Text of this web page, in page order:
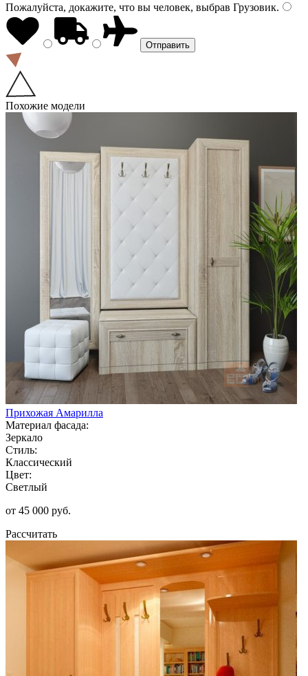
Пожалуйста, докажите, что вы человек, выбрав Грузовик.
Похожие модели
Прихожая Амарилла
Материал фасада:
Зеркало
Стиль:
Классический
Цвет:
Светлый
от 45 000 руб.
Рассчитать